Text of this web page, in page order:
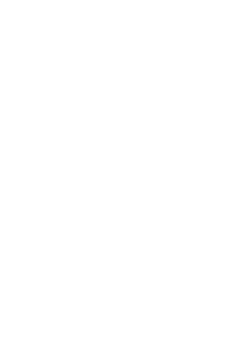
formação e investigação